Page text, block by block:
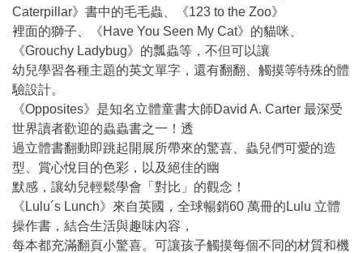
Caterpillar》書中的毛毛蟲、《123 to the Zoo》
裡面的獅子、《Have You Seen My Cat》的貓咪、
《Grouchy Ladybug》的瓢蟲等，不但可以讓
幼兒學習各種主題的英文單字，還有翻翻、觸摸等特殊的體
驗設計。
《Opposites》是知名立體童書大師David A. Carter 最深受
世界讀者歡迎的蟲蟲書之一！透
過立體書翻動即跳起開展所帶來的驚喜、蟲兒們可愛的造
型、賞心悅目的色彩，以及絕佳的幽
默感，讓幼兒輕鬆學會「對比」的觀念！
《Lulu´s Lunch》來自英國，全球暢銷60 萬冊的Lulu 立體
操作書，結合生活與趣味內容，
每本都充滿翻頁小驚喜。可讓孩子觸摸每個不同的材質和機